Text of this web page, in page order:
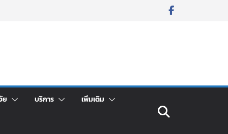
ย บริการ เพิ่มเติม